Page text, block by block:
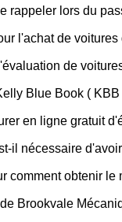
rappeler lors du
l'achat de
de
Blue Book (
en ligne gratuit
il nécessaire
comment obtenir le
Brookvale